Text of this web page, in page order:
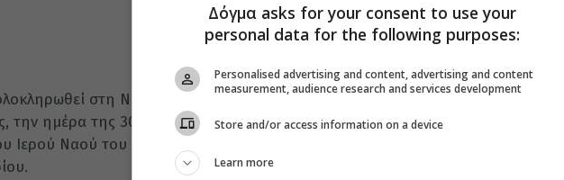
στη Νέα Υόρκη, όπου ο Οικουμενικός Πατριάρχης
την ημέρα της 30ής επετείου της ενθρόνισής του, θα τελέσει τα
Ιερού Ναού του Αγίου Νικολάου, στο Σημείο Μηδέν στο Παγκόσμιο
Δόγμα asks for your consent to use your
personal data for the following purposes:
Personalised advertising and content, advertising and content
measurement, audience research and services development
Store and/or access information on a device
Learn more